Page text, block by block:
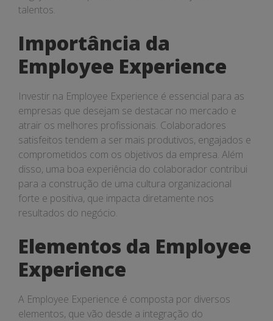
talentos.
Importância da
Employee Experience
Investir na Employee Experience é essencial para as
empresas que desejam se destacar no mercado e
atrair os melhores profissionais. Colaboradores
satisfeitos tendem a ser mais produtivos, engajados e
comprometidos com os objetivos da empresa. Além
disso, uma boa experiência do colaborador contribui
para a construção de uma cultura organizacional
forte e positiva, que impacta diretamente nos
resultados do negócio.
Elementos da Employee
Experience
A Employee Experience é composta por diversos
elementos, que vão desde a integração do